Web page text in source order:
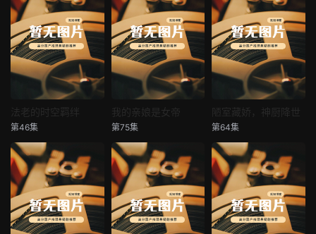
法老的时空羁绊
第46集
我的亲娘是女帝
第75集
陋室藏娇，神厨降世
陋室藏娇，神厨降世
第64集